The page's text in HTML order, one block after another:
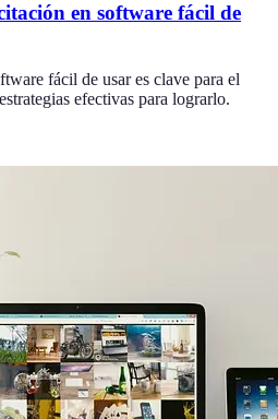
en software fácil de
fácil de usar es clave para el
efectivas para lograrlo.